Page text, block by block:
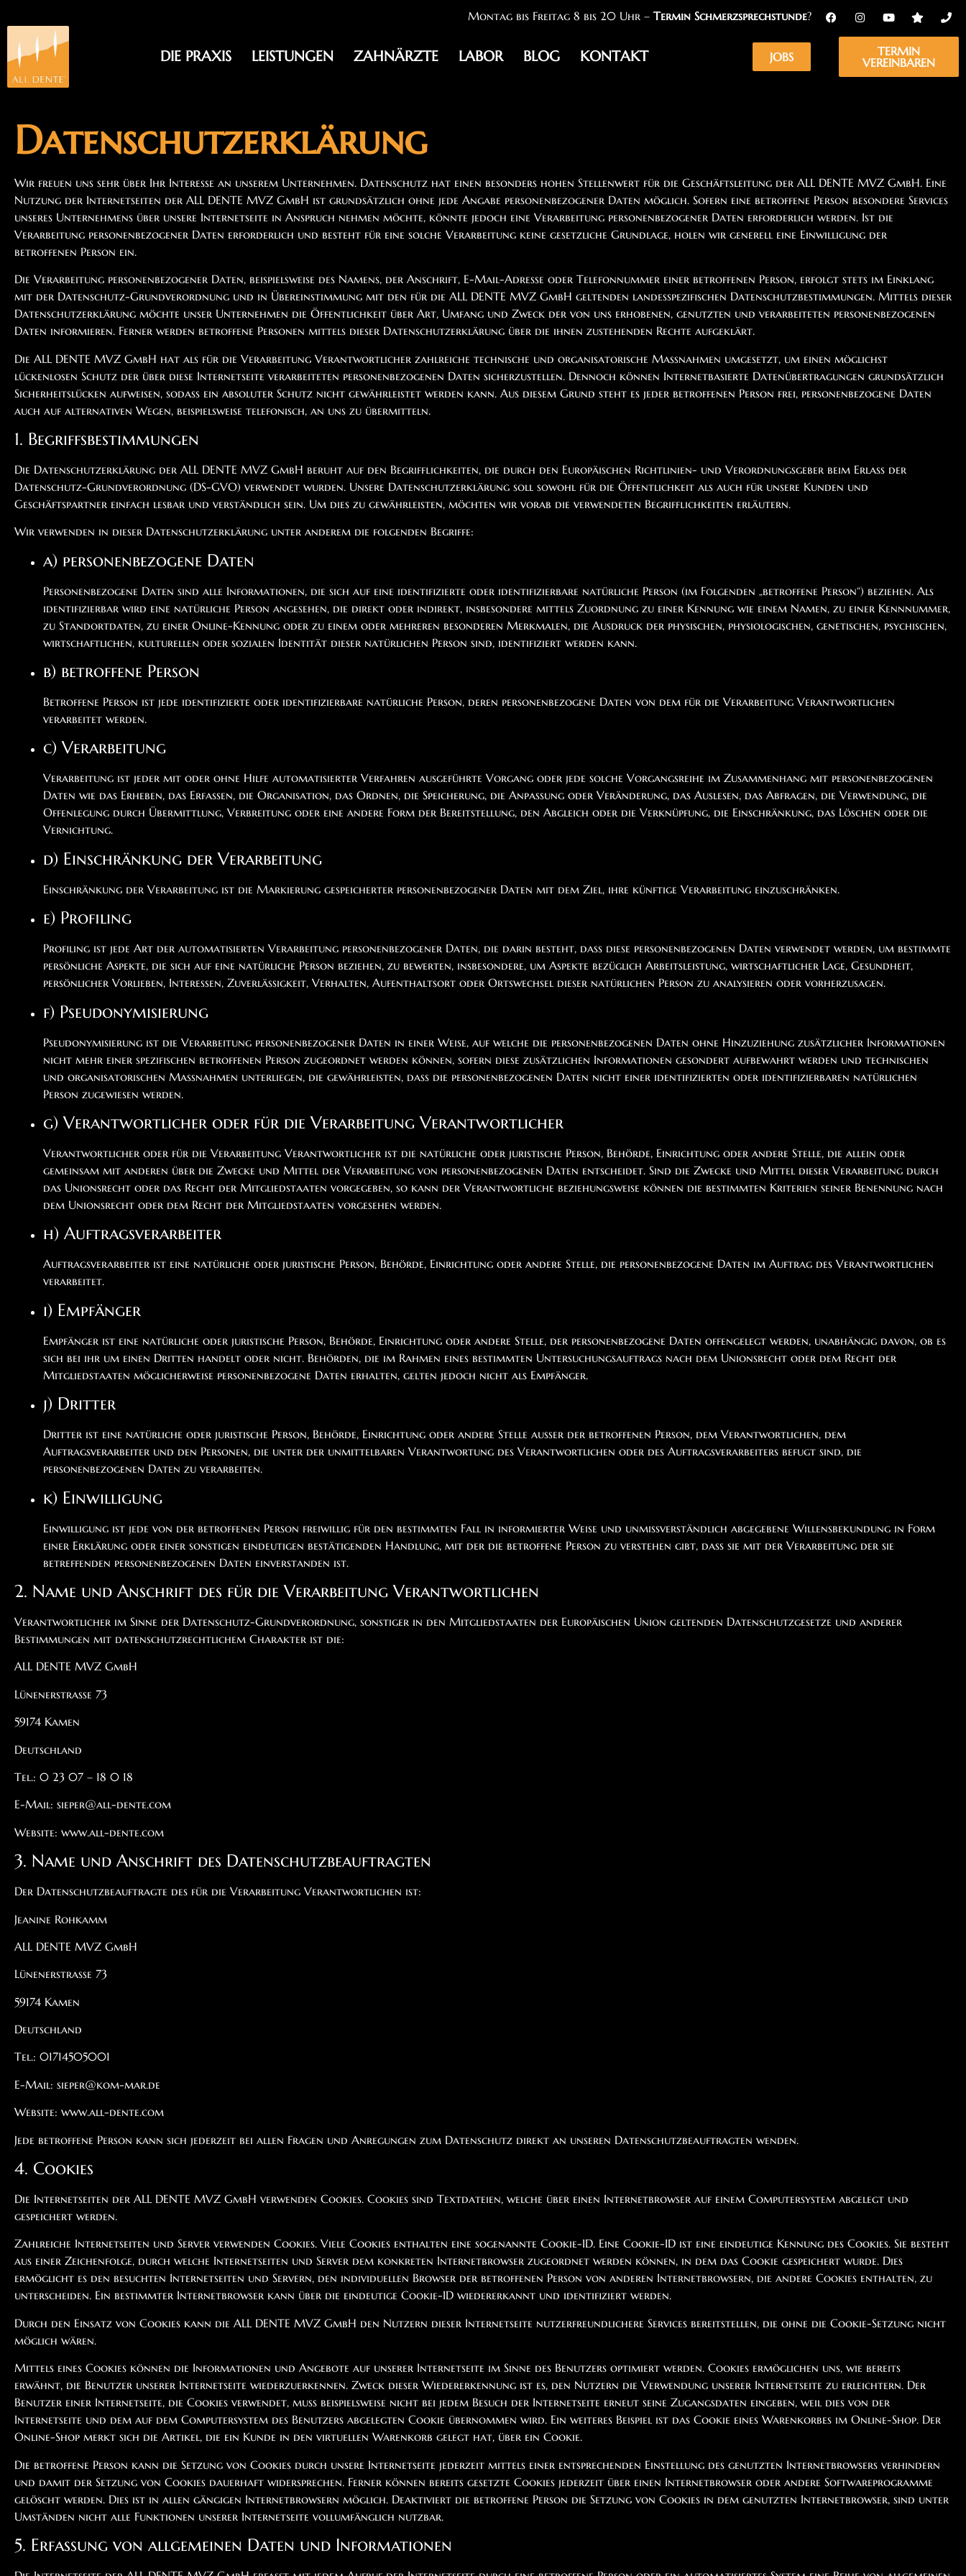
Montag bis Freitag 8 bis 20 Uhr – Termin Schmerzsprechstunde?
DIE PRAXIS LEISTUNGEN ZAHNÄRZTE LABOR BLOG KONTAKT JOBS
TERMIN
VEREINBAREN
Datenschutzerklärung
Wir freuen uns sehr über Ihr Interesse an unserem Unternehmen. Datenschutz hat einen besonders hohen Stellenwert für die Geschäftsleitung der ALL DENTE MVZ GmbH. Eine
Nutzung der Internetseiten der ALL DENTE MVZ GmbH ist grundsätzlich ohne jede Angabe personenbezogener Daten möglich. Sofern eine betroffene Person besondere Services
unseres Unternehmens über unsere Internetseite in Anspruch nehmen möchte, könnte jedoch eine Verarbeitung personenbezogener Daten erforderlich werden. Ist die
Verarbeitung personenbezogener Daten erforderlich und besteht für eine solche Verarbeitung keine gesetzliche Grundlage, holen wir generell eine Einwilligung der
betroffenen Person ein.
Die Verarbeitung personenbezogener Daten, beispielsweise des Namens, der Anschrift, E-Mail-Adresse oder Telefonnummer einer betroffenen Person, erfolgt stets im Einklang
mit der Datenschutz-Grundverordnung und in Übereinstimmung mit den für die ALL DENTE MVZ GmbH geltenden landesspezifischen Datenschutzbestimmungen. Mittels dieser
Datenschutzerklärung möchte unser Unternehmen die Öffentlichkeit über Art, Umfang und Zweck der von uns erhobenen, genutzten und verarbeiteten personenbezogenen
Daten informieren. Ferner werden betroffene Personen mittels dieser Datenschutzerklärung über die ihnen zustehenden Rechte aufgeklärt.
Die ALL DENTE MVZ GmbH hat als für die Verarbeitung Verantwortlicher zahlreiche technische und organisatorische Maßnahmen umgesetzt, um einen möglichst
lückenlosen Schutz der über diese Internetseite verarbeiteten personenbezogenen Daten sicherzustellen. Dennoch können Internetbasierte Datenübertragungen grundsätzlich
Sicherheitslücken aufweisen, sodass ein absoluter Schutz nicht gewährleistet werden kann. Aus diesem Grund steht es jeder betroffenen Person frei, personenbezogene Daten
auch auf alternativen Wegen, beispielsweise telefonisch, an uns zu übermitteln.
1. Begriffsbestimmungen
Die Datenschutzerklärung der ALL DENTE MVZ GmbH beruht auf den Begrifflichkeiten, die durch den Europäischen Richtlinien- und Verordnungsgeber beim Erlass der
Datenschutz-Grundverordnung (DS-GVO) verwendet wurden. Unsere Datenschutzerklärung soll sowohl für die Öffentlichkeit als auch für unsere Kunden und
Geschäftspartner einfach lesbar und verständlich sein. Um dies zu gewährleisten, möchten wir vorab die verwendeten Begrifflichkeiten erläutern.
Wir verwenden in dieser Datenschutzerklärung unter anderem die folgenden Begriffe:
a) personenbezogene Daten
Personenbezogene Daten sind alle Informationen, die sich auf eine identifizierte oder identifizierbare natürliche Person (im Folgenden „betroffene Person“) beziehen. Als
identifizierbar wird eine natürliche Person angesehen, die direkt oder indirekt, insbesondere mittels Zuordnung zu einer Kennung wie einem Namen, zu einer Kennnummer,
zu Standortdaten, zu einer Online-Kennung oder zu einem oder mehreren besonderen Merkmalen, die Ausdruck der physischen, physiologischen, genetischen, psychischen,
wirtschaftlichen, kulturellen oder sozialen Identität dieser natürlichen Person sind, identifiziert werden kann.
b) betroffene Person
Betroffene Person ist jede identifizierte oder identifizierbare natürliche Person, deren personenbezogene Daten von dem für die Verarbeitung Verantwortlichen
verarbeitet werden.
c) Verarbeitung
Verarbeitung ist jeder mit oder ohne Hilfe automatisierter Verfahren ausgeführte Vorgang oder jede solche Vorgangsreihe im Zusammenhang mit personenbezogenen
Daten wie das Erheben, das Erfassen, die Organisation, das Ordnen, die Speicherung, die Anpassung oder Veränderung, das Auslesen, das Abfragen, die Verwendung, die
Offenlegung durch Übermittlung, Verbreitung oder eine andere Form der Bereitstellung, den Abgleich oder die Verknüpfung, die Einschränkung, das Löschen oder die
Vernichtung.
d) Einschränkung der Verarbeitung
Einschränkung der Verarbeitung ist die Markierung gespeicherter personenbezogener Daten mit dem Ziel, ihre künftige Verarbeitung einzuschränken.
e) Profiling
Profiling ist jede Art der automatisierten Verarbeitung personenbezogener Daten, die darin besteht, dass diese personenbezogenen Daten verwendet werden, um bestimmte
persönliche Aspekte, die sich auf eine natürliche Person beziehen, zu bewerten, insbesondere, um Aspekte bezüglich Arbeitsleistung, wirtschaftlicher Lage, Gesundheit,
persönlicher Vorlieben, Interessen, Zuverlässigkeit, Verhalten, Aufenthaltsort oder Ortswechsel dieser natürlichen Person zu analysieren oder vorherzusagen.
f) Pseudonymisierung
Pseudonymisierung ist die Verarbeitung personenbezogener Daten in einer Weise, auf welche die personenbezogenen Daten ohne Hinzuziehung zusätzlicher Informationen
nicht mehr einer spezifischen betroffenen Person zugeordnet werden können, sofern diese zusätzlichen Informationen gesondert aufbewahrt werden und technischen
und organisatorischen Maßnahmen unterliegen, die gewährleisten, dass die personenbezogenen Daten nicht einer identifizierten oder identifizierbaren natürlichen
Person zugewiesen werden.
g) Verantwortlicher oder für die Verarbeitung Verantwortlicher
Verantwortlicher oder für die Verarbeitung Verantwortlicher ist die natürliche oder juristische Person, Behörde, Einrichtung oder andere Stelle, die allein oder
gemeinsam mit anderen über die Zwecke und Mittel der Verarbeitung von personenbezogenen Daten entscheidet. Sind die Zwecke und Mittel dieser Verarbeitung durch
das Unionsrecht oder das Recht der Mitgliedstaaten vorgegeben, so kann der Verantwortliche beziehungsweise können die bestimmten Kriterien seiner Benennung nach
dem Unionsrecht oder dem Recht der Mitgliedstaaten vorgesehen werden.
h) Auftragsverarbeiter
Auftragsverarbeiter ist eine natürliche oder juristische Person, Behörde, Einrichtung oder andere Stelle, die personenbezogene Daten im Auftrag des Verantwortlichen
verarbeitet.
i) Empfänger
Empfänger ist eine natürliche oder juristische Person, Behörde, Einrichtung oder andere Stelle, der personenbezogene Daten offengelegt werden, unabhängig davon, ob es
sich bei ihr um einen Dritten handelt oder nicht. Behörden, die im Rahmen eines bestimmten Untersuchungsauftrags nach dem Unionsrecht oder dem Recht der
Mitgliedstaaten möglicherweise personenbezogene Daten erhalten, gelten jedoch nicht als Empfänger.
j) Dritter
Dritter ist eine natürliche oder juristische Person, Behörde, Einrichtung oder andere Stelle außer der betroffenen Person, dem Verantwortlichen, dem
Auftragsverarbeiter und den Personen, die unter der unmittelbaren Verantwortung des Verantwortlichen oder des Auftragsverarbeiters befugt sind, die
personenbezogenen Daten zu verarbeiten.
k) Einwilligung
Einwilligung ist jede von der betroffenen Person freiwillig für den bestimmten Fall in informierter Weise und unmissverständlich abgegebene Willensbekundung in Form
einer Erklärung oder einer sonstigen eindeutigen bestätigenden Handlung, mit der die betroffene Person zu verstehen gibt, dass sie mit der Verarbeitung der sie
betreffenden personenbezogenen Daten einverstanden ist.
2. Name und Anschrift des für die Verarbeitung Verantwortlichen
Verantwortlicher im Sinne der Datenschutz-Grundverordnung, sonstiger in den Mitgliedstaaten der Europäischen Union geltenden Datenschutzgesetze und anderer
Bestimmungen mit datenschutzrechtlichem Charakter ist die:
ALL DENTE MVZ GmbH
Lünenerstraße 73
59174 Kamen
Deutschland
Tel.: 0 23 07 – 18 0 18
E-Mail: sieper@all-dente.com
Website: www.all-dente.com
3. Name und Anschrift des Datenschutzbeauftragten
Der Datenschutzbeauftragte des für die Verarbeitung Verantwortlichen ist:
Jeanine Rohkamm
ALL DENTE MVZ GmbH
Lünenerstraße 73
59174 Kamen
Deutschland
Tel.: 01714505001
E-Mail: sieper@kom-mar.de
Website: www.all-dente.com
Jede betroffene Person kann sich jederzeit bei allen Fragen und Anregungen zum Datenschutz direkt an unseren Datenschutzbeauftragten wenden.
4. Cookies
Die Internetseiten der ALL DENTE MVZ GmbH verwenden Cookies. Cookies sind Textdateien, welche über einen Internetbrowser auf einem Computersystem abgelegt und
gespeichert werden.
Zahlreiche Internetseiten und Server verwenden Cookies. Viele Cookies enthalten eine sogenannte Cookie-ID. Eine Cookie-ID ist eine eindeutige Kennung des Cookies. Sie besteht
aus einer Zeichenfolge, durch welche Internetseiten und Server dem konkreten Internetbrowser zugeordnet werden können, in dem das Cookie gespeichert wurde. Dies
ermöglicht es den besuchten Internetseiten und Servern, den individuellen Browser der betroffenen Person von anderen Internetbrowsern, die andere Cookies enthalten, zu
unterscheiden. Ein bestimmter Internetbrowser kann über die eindeutige Cookie-ID wiedererkannt und identifiziert werden.
Durch den Einsatz von Cookies kann die ALL DENTE MVZ GmbH den Nutzern dieser Internetseite nutzerfreundlichere Services bereitstellen, die ohne die Cookie-Setzung nicht
möglich wären.
Mittels eines Cookies können die Informationen und Angebote auf unserer Internetseite im Sinne des Benutzers optimiert werden. Cookies ermöglichen uns, wie bereits
erwähnt, die Benutzer unserer Internetseite wiederzuerkennen. Zweck dieser Wiedererkennung ist es, den Nutzern die Verwendung unserer Internetseite zu erleichtern. Der
Benutzer einer Internetseite, die Cookies verwendet, muss beispielsweise nicht bei jedem Besuch der Internetseite erneut seine Zugangsdaten eingeben, weil dies von der
Internetseite und dem auf dem Computersystem des Benutzers abgelegten Cookie übernommen wird. Ein weiteres Beispiel ist das Cookie eines Warenkorbes im Online-Shop. Der
Online-Shop merkt sich die Artikel, die ein Kunde in den virtuellen Warenkorb gelegt hat, über ein Cookie.
Die betroffene Person kann die Setzung von Cookies durch unsere Internetseite jederzeit mittels einer entsprechenden Einstellung des genutzten Internetbrowsers verhindern
und damit der Setzung von Cookies dauerhaft widersprechen. Ferner können bereits gesetzte Cookies jederzeit über einen Internetbrowser oder andere Softwareprogramme
gelöscht werden. Dies ist in allen gängigen Internetbrowsern möglich. Deaktiviert die betroffene Person die Setzung von Cookies in dem genutzten Internetbrowser, sind unter
Umständen nicht alle Funktionen unserer Internetseite vollumfänglich nutzbar.
5. Erfassung von allgemeinen Daten und Informationen